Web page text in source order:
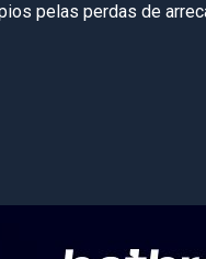
pelas perdas de